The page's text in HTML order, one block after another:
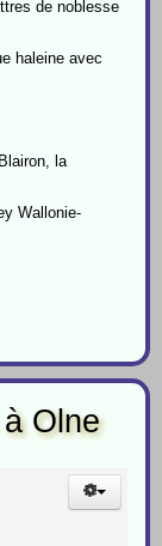
de noblesse
haleine avec
la
Wallonie-
Olne